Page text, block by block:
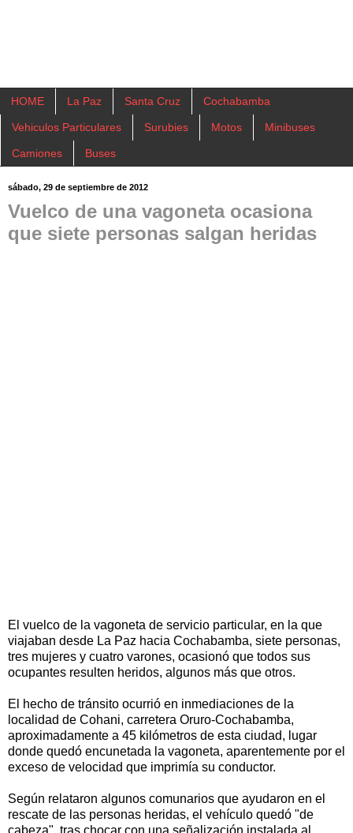
HOME La Paz Santa Cruz Cochabamba
Vehiculos Particulares Surubies Motos Minibuses
Camiones Buses
sábado, 29 de septiembre de 2012
Vuelco de una vagoneta ocasiona
que siete personas salgan heridas
El vuelco de la vagoneta de servicio particular, en la que
viajaban desde La Paz hacia Cochabamba, siete personas,
tres mujeres y cuatro varones, ocasionó que todos sus
ocupantes resulten heridos, algunos más que otros.
El hecho de tránsito ocurrió en inmediaciones de la
localidad de Cohani, carretera Oruro-Cochabamba,
aproximadamente a 45 kilómetros de esta ciudad, lugar
donde quedó encunetada la vagoneta, aparentemente por el
exceso de velocidad que imprimía su conductor.
Según relataron algunos comunarios que ayudaron en el
rescate de las personas heridas, el vehículo quedó "de
cabeza", tras chocar con una señalización instalada al